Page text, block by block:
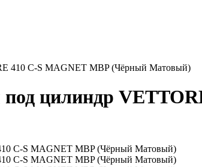
410 С-S MAGNET MBP (Чёрный Матовый)
цилиндр